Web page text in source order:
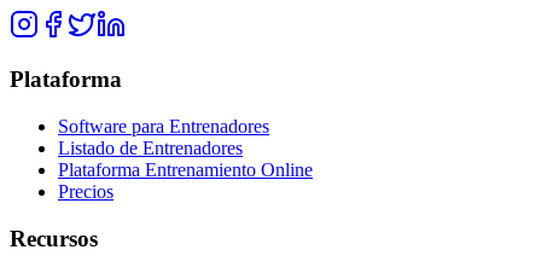
Plataforma
Software para Entrenadores
Listado de Entrenadores
Plataforma Entrenamiento Online
Precios
Recursos